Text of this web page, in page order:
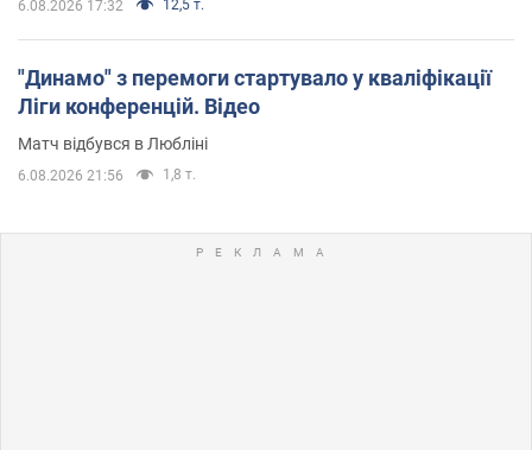
6.08.2026 17:32 12,5 т.
"Динамо" з перемоги стартувало у кваліфікації
Ліги конференцій. Відео
Матч відбувся в Любліні
6.08.2026 21:56 1,8 т.